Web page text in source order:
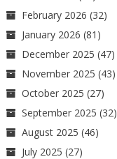
February 2026 (32)
January 2026 (81)
December 2025 (47)
November 2025 (43)
October 2025 (27)
September 2025 (32)
August 2025 (46)
July 2025 (27)